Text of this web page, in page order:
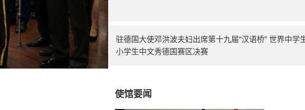
驻德国大使邓洪波夫妇出席第十九届“汉语桥” 世界中学
小学生中文秀德国赛区决赛
使馆要闻